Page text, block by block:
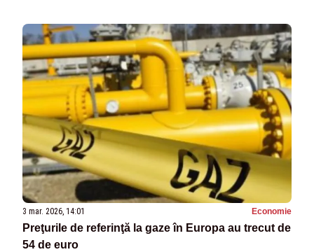
3 mar. 2026, 14:01 Economie
Preţurile de referinţă la gaze în Europa au trecut de
54 de euro